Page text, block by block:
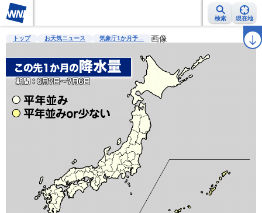
検索 現在地
雨雲レーダー 台風情報 地震情報 警報・注意報 ラ
トップ お天気ニュース 気象庁1か月予… 画像